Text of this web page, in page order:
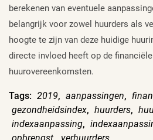
berekenen van eventuele
belangrijk voor zowel huurders als
hoogte te zijn van deze huidige
directe invloed heeft op de
huurovereenkomsten.
Tags: 2019, aanpassingen,
gezondheidsindex, huurders,
indexaanpassing,